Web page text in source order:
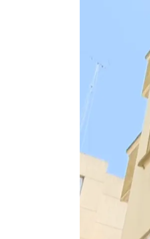
La
El
Compartir
La
dematar
Según
de San